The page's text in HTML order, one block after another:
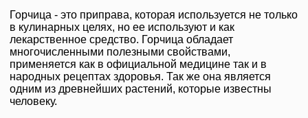
Горчица - это приправа, которая используется не только
в кулинарных целях, но ее используют и как
лекарственное средство. Горчица обладает
многочисленными полезными свойствами,
применяется как в официальной медицине так и в
народных рецептах здоровья. Так же она является
одним из древнейших растений, которые известны
человеку.